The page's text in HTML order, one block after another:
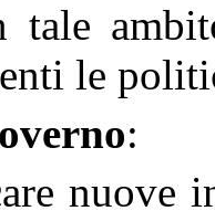
tale
le
:
nuove